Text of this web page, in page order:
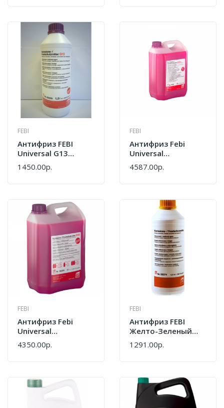
FEBI
Антифриз FEBI
Universal G13
Концентрат
Сиреневый 1,5л
1450.00р.
FEBI
Антифриз Febi
Universal
Концентрат
Фиолетовый 5 Л
4587.00р.
FEBI
Антифриз Febi
Universal
Концентрат
Фиолетовый 5 Л
4350.00р.
FEBI
Антифриз FEBI
Желто-Зеленый
Концентрат (1,5л)
1291.00р.